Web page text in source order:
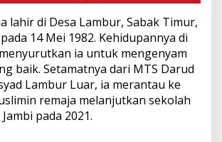
n
j
u
n
g
J
a
b
u
n
lahir di Desa Lambur, Sabak Timur,
14 Mei 1982. Kehidupannya di
ia untuk mengenyam
baik. Setamatnya dari MTS Darud
Lambur Luar, ia merantau ke
remaja melanjutkan sekolah
pada 2021.